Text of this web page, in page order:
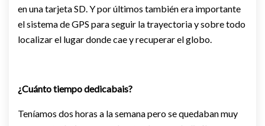
en una tarjeta SD. Y por últimos también era importante
el sistema de GPS para seguir la trayectoria y sobre todo
localizar el lugar donde cae y recuperar el globo.
¿Cuánto tiempo dedicabais?
Teníamos dos horas a la semana pero se quedaban muy